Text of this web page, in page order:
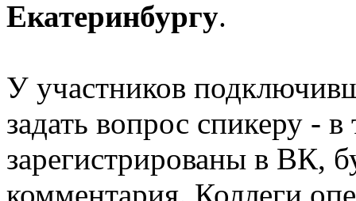
Екатеринбургу.
У участников
задать вопрос спикеру -
зарегистрированы в ВК,